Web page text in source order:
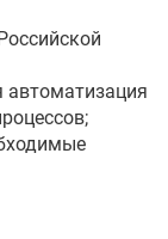
автоматизация